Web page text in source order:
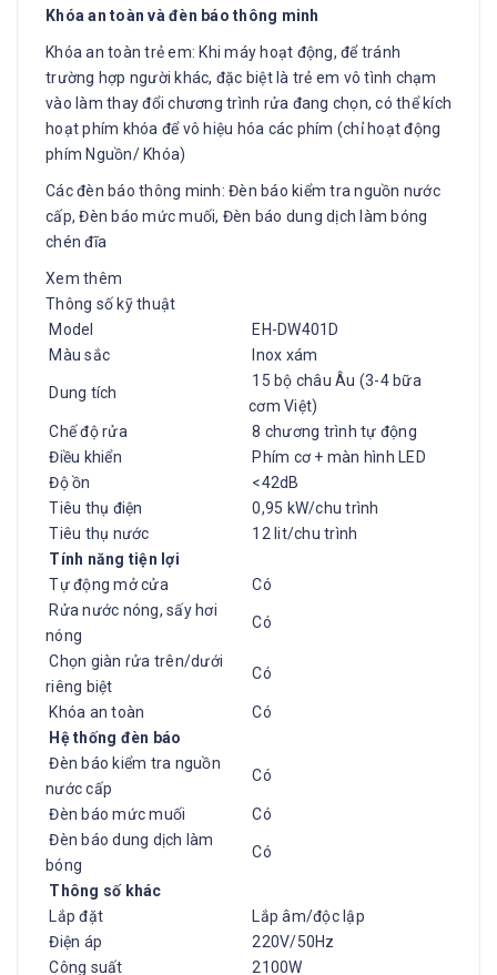
Khóa an toàn và đèn báo thông minh
Khóa an toàn trẻ em: Khi máy hoạt động, để tránh
trường hợp người khác, đặc biệt là trẻ em vô tình chạm
vào làm thay đổi chương trình rửa đang chọn, có thể kích
hoạt phím khóa để vô hiệu hóa các phím (chỉ hoạt động
phím Nguồn/ Khóa)
Các đèn báo thông minh: Đèn báo kiểm tra nguồn nước
cấp, Đèn báo mức muối, Đèn báo dung dịch làm bóng
chén đĩa
Xem thêm
Thông số kỹ thuật
Model
EH-DW401D
Màu sắc
Inox xám
Dung tích
15 bộ châu Âu (3-4 bữa
cơm Việt)
Chế độ rửa
8 chương trình tự động
Điều khiển
Phím cơ + màn hình LED
Độ ồn
<42dB
Tiêu thụ điện
0,95 kW/chu trình
Tiêu thụ nước
12 lit/chu trình
Tính năng tiện lợi
Tự động mở cửa
Có
Rửa nước nóng, sấy hơi
nóng
Có
Chọn giàn rửa trên/dưới
riêng biệt
Có
Khóa an toàn
Có
Hệ thống đèn báo
Đèn báo kiểm tra nguồn
nước cấp
Có
Đèn báo mức muối
Có
Đèn báo dung dịch làm
bóng
Có
Thông số khác
Lắp đặt
Lắp âm/độc lập
Điện áp
220V/50Hz
Công suất
2100W